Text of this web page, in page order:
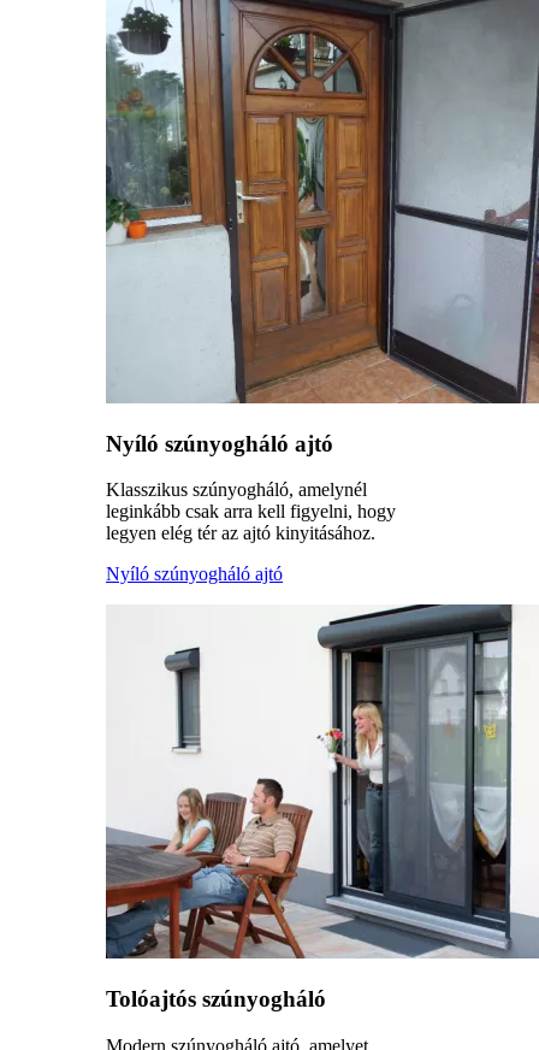
Nyíló szúnyogháló ajtó
Klasszikus szúnyogháló, amelynél
leginkább csak arra kell figyelni, hogy
legyen elég tér az ajtó kinyitásához.
Nyíló szúnyogháló ajtó
Tolóajtós szúnyogháló
Modern szúnyogháló ajtó, amelyet